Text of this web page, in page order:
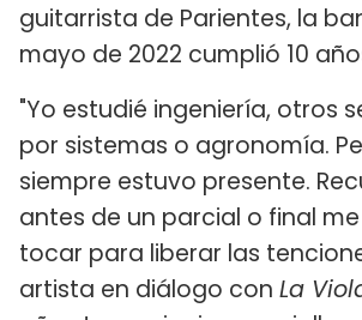
guitarrista de Parientes, la
mayo de 2022 cumplió 10
"Yo estudié ingeniería, otros
por sistemas o agronomía.
siempre estuvo presente.
antes de un parcial o final
tocar para liberar las
artista en diálogo con La